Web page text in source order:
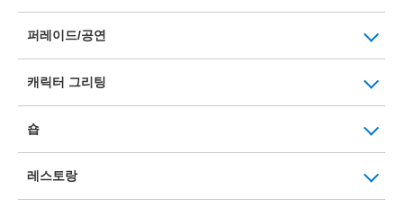
퍼레이드/공연
캐릭터 그리팅
숍
레스토랑